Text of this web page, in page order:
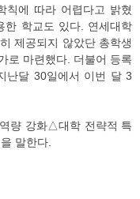
칙에 따라 어렵다고 밝혔
한 학교도 있다. 연세대학
제공되지 않았단 총학생
로 마련했다. 더불어 등록
난달 30일에서 이번 달 3
량 강화△대학 전략적 특
말한다.